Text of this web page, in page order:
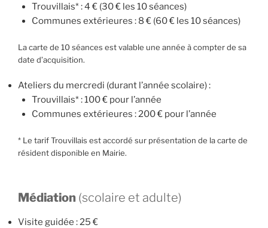
Trouvillais* : 4 € (30 € les 10 séances)
Communes extérieures : 8 € (60 € les 10 séances)
La carte de 10 séances est valable une année à compter de sa
date d’acquisition.
Ateliers du mercredi (durant l’année scolaire) :
Trouvillais* : 100 € pour l’année
Communes extérieures : 200 € pour l’année
* Le tarif Trouvillais est accordé sur présentation de la carte de
résident disponible en Mairie.
Médiation (scolaire et adulte)
Visite guidée : 25 €